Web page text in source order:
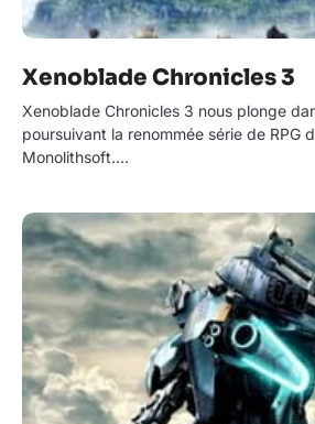
Xenoblade Chronicles 3
Xenoblade Chronicles 3 nous plonge
poursuivant la renommée série de RPG
Monolithsoft.…